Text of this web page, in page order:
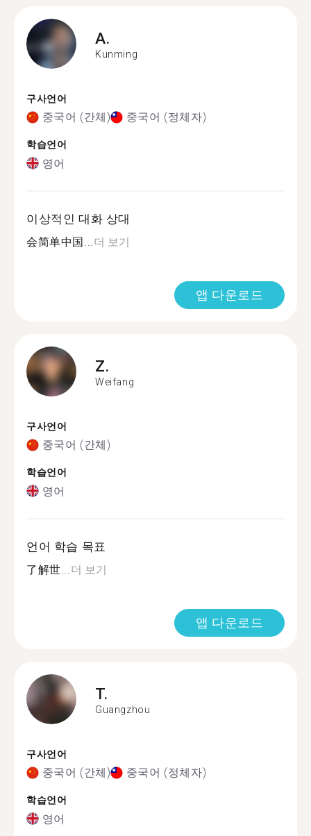
A.
Kunming
구사언어
중국어 (간체) 중국어 (정체자)
학습언어
영어
이상적인 대화 상대
会简单中国... 더 보기
앱 다운로드
Z.
Weifang
구사언어
중국어 (간체)
학습언어
영어
언어 학습 목표
了解世... 더 보기
앱 다운로드
T.
Guangzhou
구사언어
중국어 (간체) 중국어 (정체자)
학습언어
영어